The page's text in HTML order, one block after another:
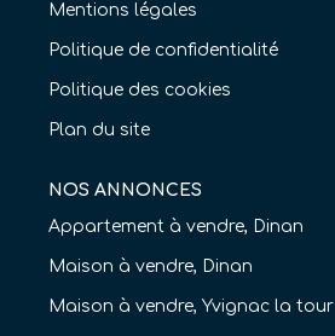
Mentions légales
Politique de confidentialité
Politique des cookies
Plan du site
NOS ANNONCES
Appartement à vendre, Dinan
Maison à vendre, Dinan
Maison à vendre, Yvignac la tour